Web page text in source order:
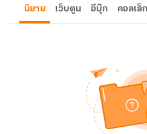
นิยาย เว็บตูน อีบุ๊ก คอลเล็